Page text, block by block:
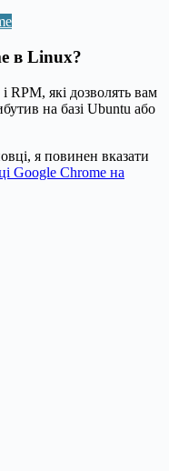
в Linux?
RPM, які дозволять вам
на базі Ubuntu або
я повинен вказати
Google Chrome на